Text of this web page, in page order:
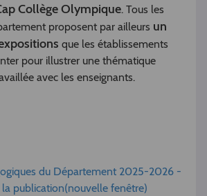
Collège Olympique. Tous les
proposent par ailleurs un
que les établissements
pour illustrer une thématique
avec les enseignants.
du Département 2025-2026 -
publication(nouvelle fenêtre)